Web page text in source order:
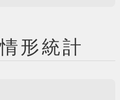
形統計